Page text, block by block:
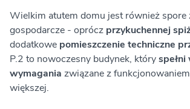
Wielkim atutem domu jest również spore
gospodarcze - oprócz przykuchennej
dodatkowe pomieszczenie techniczne
P.2 to nowoczesny budynek, któryspełni
wymagania związane z
większej.